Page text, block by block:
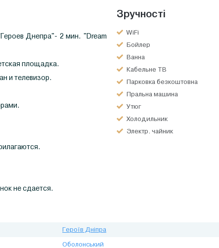
Днепра"- 2 мин. "Dream
площадка.
и телевизор.
не сдается.
Зручності
WiFi
Бойлер
Ванна
Кабельне ТВ
Парковка безкоштовна
Пральна машина
Утюг
Холодильник
Электр. чайник
Героїв Дніпра
Оболонський